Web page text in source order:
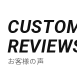
お客様の声